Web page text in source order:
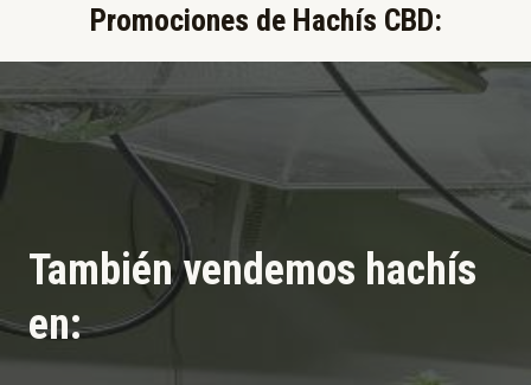
Promociones de Hachís CBD:​
También vendemos hachís
en: